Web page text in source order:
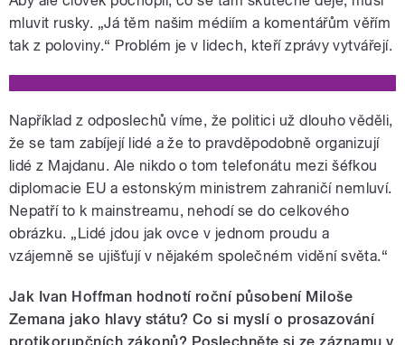
mluvit rusky. „Já těm našim médiím a komentářům věřím
tak z poloviny.“ Problém je v lidech, kteří zprávy vytvářejí.
Například z odposlechů víme, že politici už dlouho věděli,
že se tam zabíjejí lidé a že to pravděpodobně organizují
lidé z Majdanu. Ale nikdo o tom telefonátu mezi šéfkou
diplomacie EU a estonským ministrem zahraničí nemluví.
Nepatří to k mainstreamu, nehodí se do celkového
obrázku. „Lidé jdou jak ovce v jednom proudu a
vzájemně se ujišťují v nějakém společném vidění světa.“
Jak Ivan Hoffman hodnotí roční působení Miloše
Zemana jako hlavy státu? Co si myslí o prosazování